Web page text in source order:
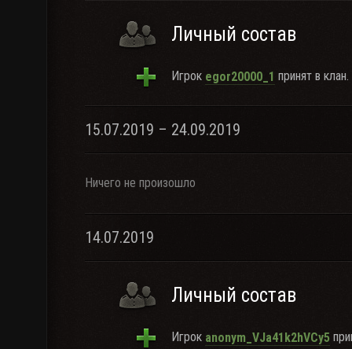
Личный состав
Игрок egor20000_1 принят в клан.
15.07.2019 – 24.09.2019
Ничего не произошло
14.07.2019
Личный состав
Игрок anonym_VJa41k2hVCy5